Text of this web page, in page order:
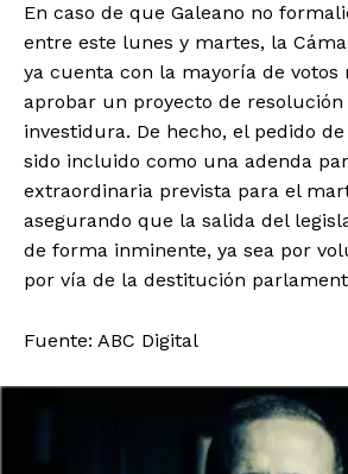
En caso de que Galeano no
entre este lunes y martes, la
ya cuenta con la mayoría de votos
aprobar un proyecto de resolución
investidura. De hecho, el pedido
sido incluido como una adenda
extraordinaria prevista para el
asegurando que la salida del
de forma inminente, ya sea por
por vía de la destitución
Fuente: ABC Digital